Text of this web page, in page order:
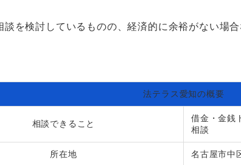
談を検討しているものの、経済的に余裕がない場
法テラス愛知の概要
相談できること
借金・金銭
相談
所在地 名古屋市中